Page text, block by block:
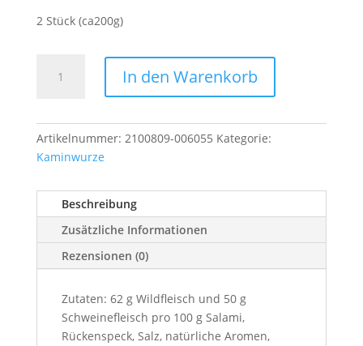
2 Stück (ca200g)
Gamswurzen
Menge
In den Warenkorb
Artikelnummer: 2100809-006055 Kategorie:
Kaminwurze
Beschreibung
Zusätzliche Informationen
Rezensionen (0)
Zutaten: 62 g Wildfleisch und 50 g
Schweinefleisch pro 100 g Salami,
Rückenspeck, Salz, natürliche Aromen,